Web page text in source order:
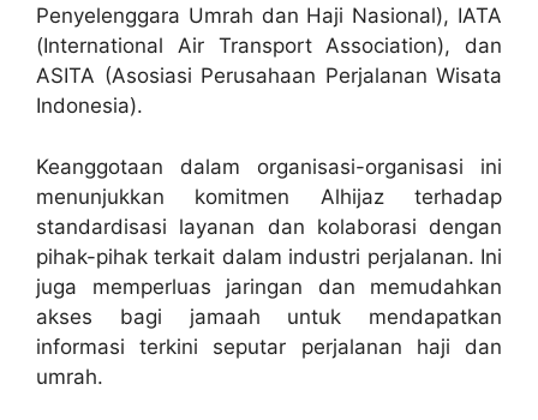
Penyelenggara Umrah dan Haji Nasional), IATA
(International Air Transport Association), dan
ASITA (Asosiasi Perusahaan Perjalanan Wisata
Indonesia).
Keanggotaan dalam organisasi-organisasi ini
menunjukkan komitmen Alhijaz terhadap
standardisasi layanan dan kolaborasi dengan
pihak-pihak terkait dalam industri perjalanan. Ini
juga memperluas jaringan dan memudahkan
akses bagi jamaah untuk mendapatkan
informasi terkini seputar perjalanan haji dan
umrah.